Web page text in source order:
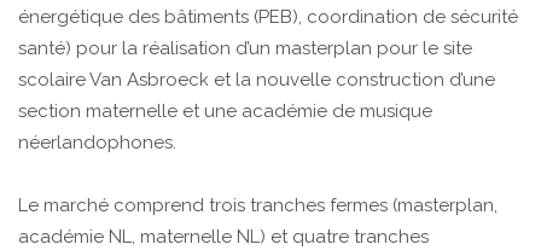
énergétique des bâtiments (PEB), coordination de sécurité
santé) pour la réalisation d’un masterplan pour le site
scolaire Van Asbroeck et la nouvelle construction d’une
section maternelle et une académie de musique
néerlandophones.
Le marché comprend trois tranches fermes (masterplan,
académie NL, maternelle NL) et quatre tranches